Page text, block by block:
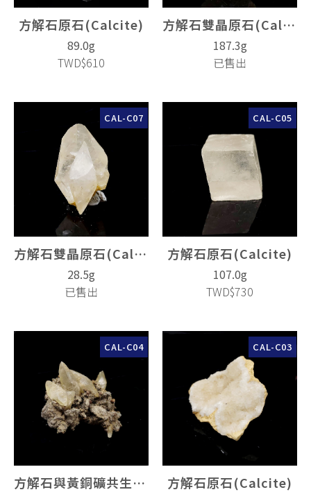
方解石原石(Calcite)
89.0g
TWD$610
方解石雙晶原石(Calcite)
187.3g
已售出
方解石雙晶原石(Calcite)
CAL-C07
28.5g
已售出
方解石原石(Calcite)
CAL-C05
107.0g
TWD$730
方解石與黃銅礦共生(Calcite)
CAL-C04
方解石原石(Calcite)
CAL-C03